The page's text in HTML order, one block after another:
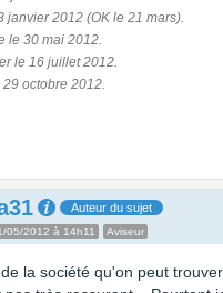
janvier 2012 (OK le 21 mars).
le 30 mai 2012.
le 16 juillet 2012.
octobre 2012.
Auteur du sujet
05/2012 à 14h11 Aviseur
la société qu'on peut